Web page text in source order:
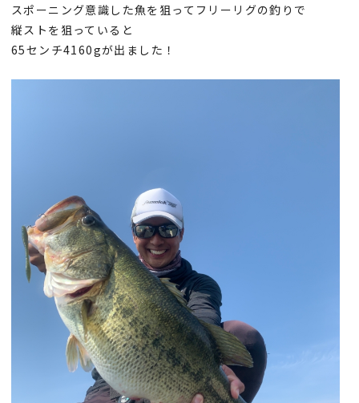
スポーニング意識した魚を狙ってフリーリグの釣りで
縦ストを狙っていると
65センチ4160gが出ました！